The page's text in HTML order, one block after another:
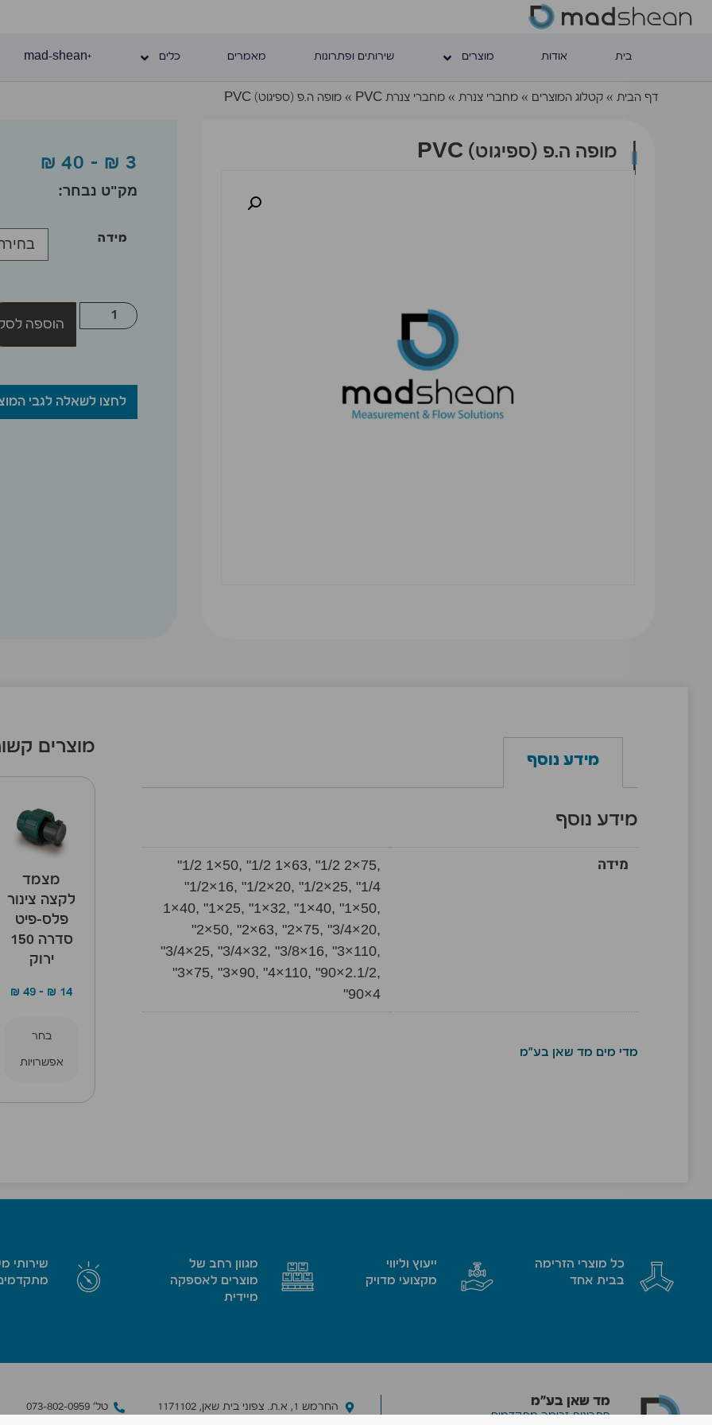
בית אודות מוצרים שירותים ופתרונות מאמרים כלים +mad-shean
דף הבית » קטלוג המוצרים » מחברי צנרת » מחברי צנרת PVC » מופה ה.פ (ספיגוט) PVC
מופה ה.פ (ספיגוט) PVC ₪ 3
–
₪ 40
מידה
הוספה
לחצו לשאלה לגבי
מידע נוסף
מידע נוסף
מידה
"1/2 1×50, "1/2 1×63, "1/2 2×75,
"1/2×16, "1/2×20, "1/2×25, "1/4
1×40, "1×25, "1×32, "1×40, "1×50,
"2×50, "2×63, "2×75, "3/4×20,
"3/4×25, "3/4×32, "3/8×16, "3×110,
"3×75, "3×90, "4×110, "90×2.1/2,
"90×4
מדי מים מד שאן בע"מ
מוצרים
מצמד
לקצה צינור
פלס-פיט
סדרה 150
ירוק
₪ 14
–
₪ 49
בחר
אפשרויות
כל מוצרי הזרימה
בבית אחד
ייעוץ וליווי
מקצועי מדויק
מגוון רחב של
מוצרים לאספקה
מיידית
שירותי
מד שאן בע״מ
פתרונות זרימה מתקדמים
החרמש 1, א.ת. צפוני בית שאן, 1171102 טל׳ 073-802-0959